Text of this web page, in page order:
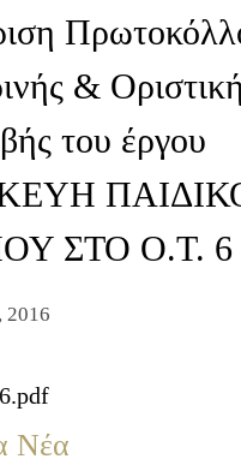
&
του έργου
ΣΤΟ Ο.Τ. 6
2016
Νέα